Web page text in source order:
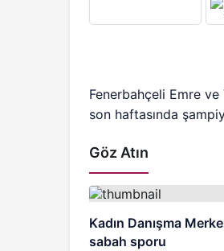
Fenerbahçeli Emre
son haftasında
Göz Atın
Kadın Danışma
sabah sporu